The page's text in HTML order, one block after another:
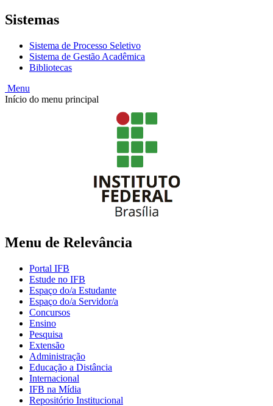
Sistemas
Sistema de Processo Seletivo
Sistema de Gestão Acadêmica
Bibliotecas
Menu
Início do menu principal
Menu de Relevância
Portal IFB
Estude no IFB
Espaço do/a Estudante
Espaço do/a Servidor/a
Concursos
Ensino
Pesquisa
Extensão
Administração
Educação a Distância
Internacional
IFB na Mídia
Repositório Institucional